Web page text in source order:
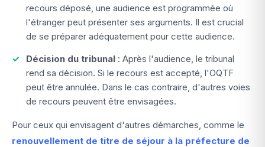
recours déposé, une audience est programmée où
l'étranger peut présenter ses arguments. Il est crucial
de se préparer adéquatement pour cette audience.
Décision du tribunal : Après l'audience, le tribunal
rend sa décision. Si le recours est accepté, l'OQTF
peut être annulée. Dans le cas contraire, d'autres voies
de recours peuvent être envisagées.
Pour ceux qui envisagent d'autres démarches, comme le
renouvellement de titre de séjour à la préfecture de